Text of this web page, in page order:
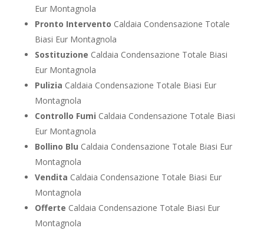
Eur Montagnola
Pronto Intervento Caldaia Condensazione Totale
Biasi Eur Montagnola
Sostituzione Caldaia Condensazione Totale Biasi
Eur Montagnola
Pulizia Caldaia Condensazione Totale Biasi Eur
Montagnola
Controllo Fumi Caldaia Condensazione Totale Biasi
Eur Montagnola
Bollino Blu Caldaia Condensazione Totale Biasi Eur
Montagnola
Vendita Caldaia Condensazione Totale Biasi Eur
Montagnola
Offerte Caldaia Condensazione Totale Biasi Eur
Montagnola